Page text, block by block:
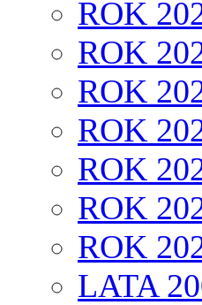
ROK
ROK
ROK
ROK
ROK
ROK
ROK
LATA